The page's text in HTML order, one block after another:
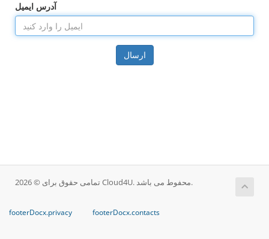
آدرس ایمیل
ارسال
تمامی حقوق برای © 2026 Cloud4U. محفوط می باشد.
footerDocx.privacy footerDocx.contacts